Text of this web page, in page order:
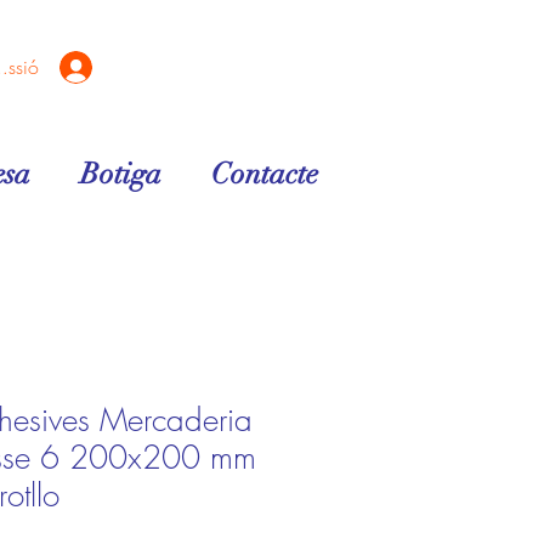
Botiga Contacte
Mercaderia
6 200x200 mm